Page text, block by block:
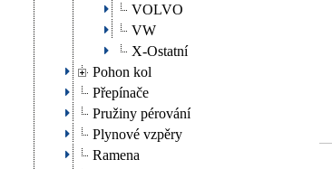
VOLVO
VW
X-Ostatní
Pohon kol
Přepínače
Pružiny pérování
Plynové vzpěry
Ramena